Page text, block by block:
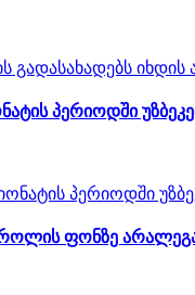
პერიოდში
ფონზე